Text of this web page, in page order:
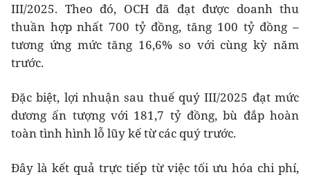
III/2025. Theo đó, OCH đã đạt được doanh thu
thuần hợp nhất 700 tỷ đồng, tăng 100 tỷ đồng –
tương ứng mức tăng 16,6% so với cùng kỳ năm
trước.
Đặc biệt, lợi nhuận sau thuế quý III/2025 đạt mức
dương ấn tượng với 181,7 tỷ đồng, bù đắp hoàn
toàn tình hình lỗ lũy kế từ các quý trước.
Đây là kết quả trực tiếp từ việc tối ưu hóa chi phí,